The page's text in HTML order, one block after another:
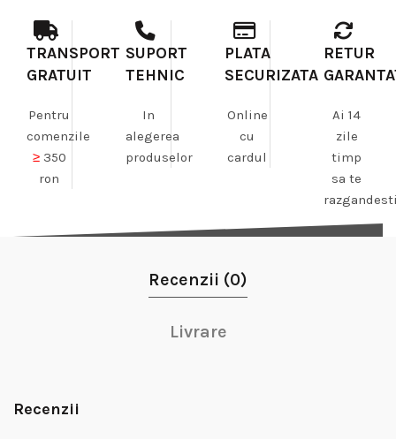
TRANSPORT
GRATUIT
Pentru
comenzile
≥350
ron
SUPORT
TEHNIC
In
alegerea
produselor
PLATA
SECURIZATA
Online
cu
cardul
RETUR
Ai 14
zile
timp
sa te
Recenzii (0)
Livrare
Recenzii